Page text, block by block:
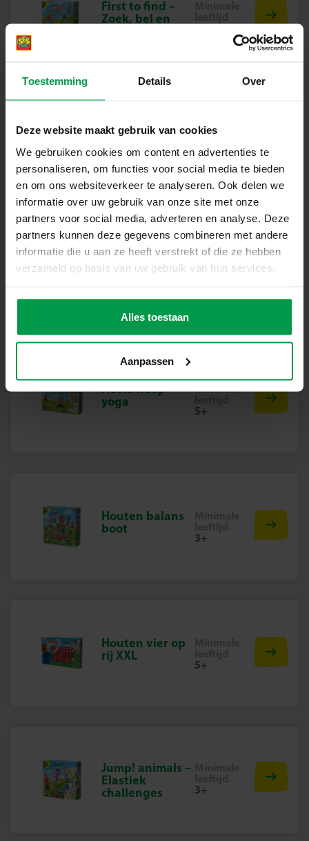
Toestemming Details Over
Deze website maakt gebruik van cookies
We gebruiken cookies om content en advertenties te
personaliseren, om functies voor social media te bieden
en om ons websiteverkeer te analyseren. Ook delen we
informatie over uw gebruik van onze site met onze
partners voor social media, adverteren en analyse. Deze
partners kunnen deze gegevens combineren met andere
informatie die u aan ze heeft verstrekt of die ze hebben
verzameld op basis van uw gebruik van hun services.
Alles toestaan
Aanpassen
First to find –
Zoek, bel en
3+
Fitness fun
Minimale
leeftijd
5+
Handen en
voeten twist
Minimale
leeftijd
Hoela hoep
yoga
Minimale
5+
Houten balans
boot
3+
Houten vier op
rij XXL
5+
Jump! animals –
Elastiek
challenges
3+